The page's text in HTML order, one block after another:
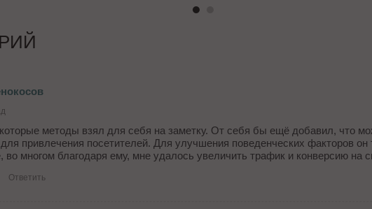
методы взял для себя на заметку. От себя бы ещё добавил, что
привлечения посетителей. Для улучшения поведенческих факторов он
во многом благодаря ему, мне удалось увеличить трафик и конверсию на
Ответить